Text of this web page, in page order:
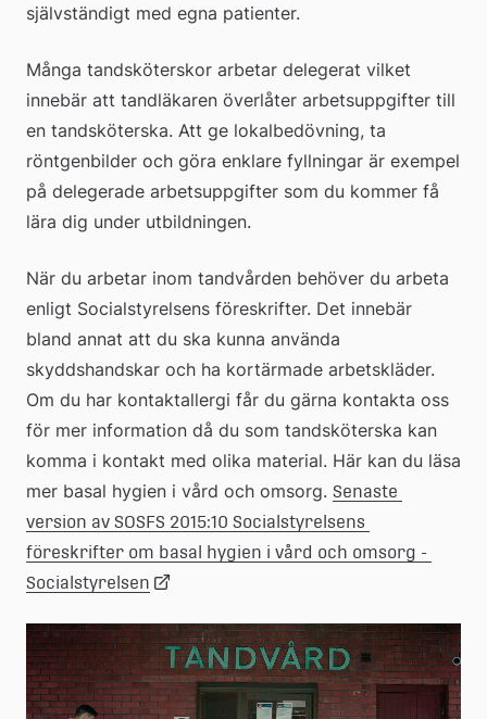
självständigt med egna patienter.
Många tandsköterskor arbetar delegerat vilket
innebär att tandläkaren överlåter arbetsuppgifter till
en tandsköterska. Att ge lokalbedövning, ta
röntgenbilder och göra enklare fyllningar är exempel
på delegerade arbetsuppgifter som du kommer få
lära dig under utbildningen.
När du arbetar inom tandvården behöver du arbeta
enligt Socialstyrelsens föreskrifter. Det innebär
bland annat att du ska kunna använda
skyddshandskar och ha kortärmade arbetskläder.
Om du har kontaktallergi får du gärna kontakta oss
för mer information då du som tandsköterska kan
komma i kontakt med olika material. Här kan du läsa
mer basal hygien i vård och omsorg. Senaste
version av SOSFS 2015:10 Socialstyrelsens
föreskrifter om basal hygien i vård och omsorg -
Socialstyrelsen Länk
till
extern